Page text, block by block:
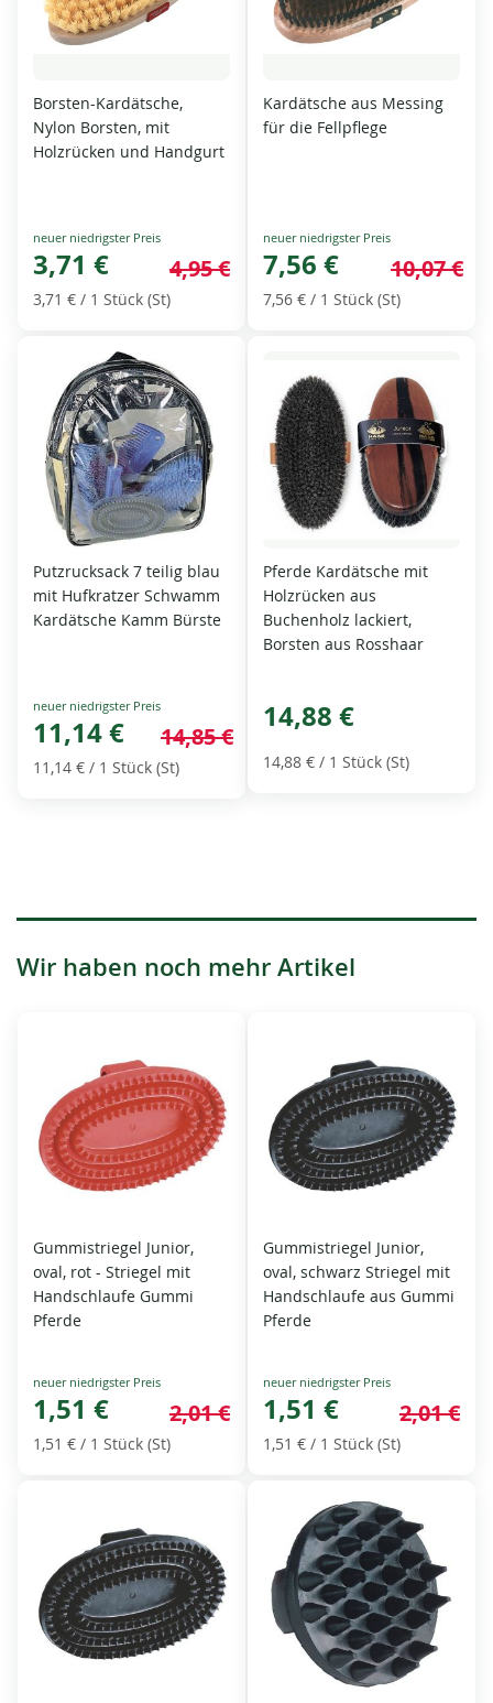
Borsten-Kardätsche,
Nylon Borsten, mit
Holzrücken und Handgurt
Special
Price
3,71 € 4,95 €
3,71 € / 1 Stück (St)
Kardätsche aus Messing
für die Fellpflege
Special
Price
7,56 € 10,07 €
7,56 € / 1 Stück (St)
Putzrucksack 7 teilig blau
mit Hufkratzer Schwamm
Kardätsche Kamm Bürste
Special
Price
11,14 € 14,85 €
11,14 € / 1 Stück (St)
Pferde Kardätsche mit
Holzrücken aus
Buchenholz lackiert,
Borsten aus Rosshaar
14,88 €
14,88 € / 1 Stück (St)
Wir haben noch mehr Artikel
Gummistriegel Junior,
oval, rot - Striegel mit
Handschlaufe Gummi
Pferde
Special
Price
1,51 € 2,01 €
1,51 € / 1 Stück (St)
Gummistriegel Junior,
oval, schwarz Striegel mit
Handschlaufe aus Gummi
Pferde
Special
Price
1,51 € 2,01 €
1,51 € / 1 Stück (St)